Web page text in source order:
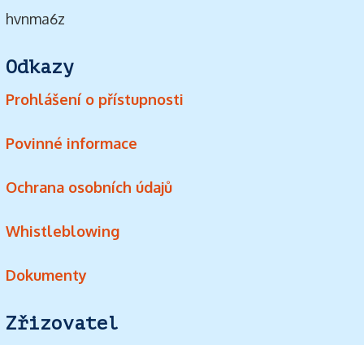
hvnma6z
Odkazy
Prohlášení o přístupnosti
Povinné informace
Ochrana osobních údajů
Whistleblowing
Dokumenty
Zřizovatel